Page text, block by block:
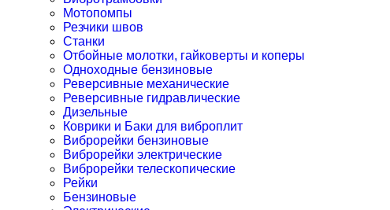
Мотопомпы
Резчики швов
Станки
Отбойные молотки, гайковерты и коперы
Одноходные бензиновые
Реверсивные механические
Реверсивные гидравлические
Дизельные
Коврики и Баки для виброплит
Виброрейки бензиновые
Виброрейки электрические
Виброрейки телескопические
Рейки
Бензиновые